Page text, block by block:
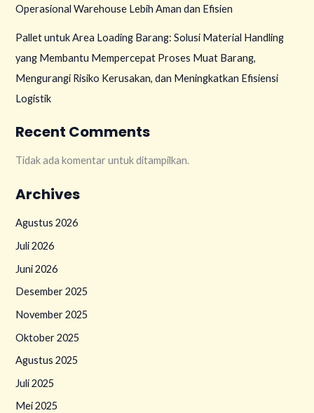
Operasional Warehouse Lebih Aman dan Efisien
Pallet untuk Area Loading Barang: Solusi Material Handling
yang Membantu Mempercepat Proses Muat Barang,
Mengurangi Risiko Kerusakan, dan Meningkatkan Efisiensi
Logistik
Recent Comments
Tidak ada komentar untuk ditampilkan.
Archives
Agustus 2026
Juli 2026
Juni 2026
Desember 2025
November 2025
Oktober 2025
Agustus 2025
Juli 2025
Mei 2025